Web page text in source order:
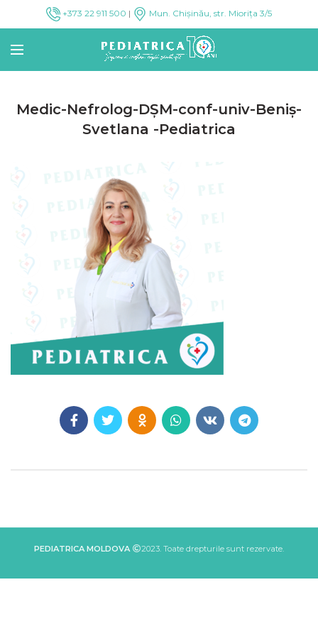
+373 22 911 500 | Mun. Chișinău, str. Miorița 3/5
Medic-Nefrolog-DȘM-conf-univ-Beniș-
Svetlana -Pediatrica
PEDIATRICA MOLDOVA 2023. Toate drepturile sunt rezervate.